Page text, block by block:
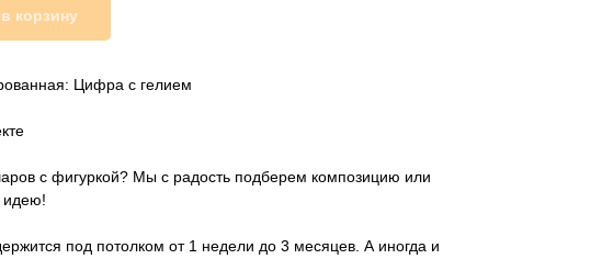
корзину
Цифра с гелием
с фигуркой? Мы с радость подберем композицию или
идею!
под потолком от 1 недели до 3 месяцев. А иногда и